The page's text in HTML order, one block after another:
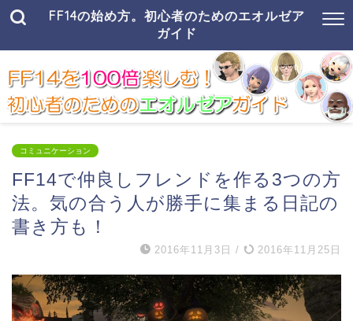
FF14の始め方。初心者のためのエオルゼア
ガイド
コミュニケーション
FF14で仲良しフレンドを作る3つの方
法。気の合う人が勝手に集まる日記の
書き方も！
2016年11月3日 / 2016年11月25日